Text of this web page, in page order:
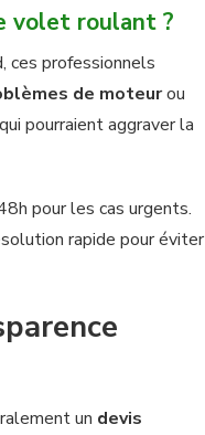
volet roulant ?
ces professionnels
de moteurou
pourraient aggraver la
pour les cas urgents.
rapide pour éviter
un devis